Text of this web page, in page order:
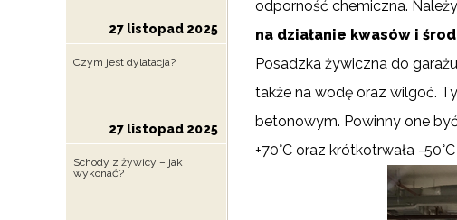
27 listopad 2025
Czym jest dylatacja?
27 listopad 2025
Schody z żywicy – jak
wykonać?
odporność chemiczna.
na działanie kwasów i
Posadzka żywiczna do
także na wodę oraz wilgoć.
betonowym. Powinny one
+70°C oraz krótkotrwała -50°C